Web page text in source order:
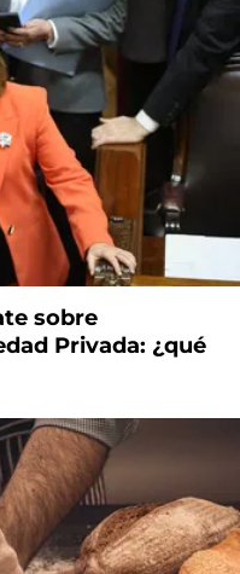
sobre
Privada: ¿qué